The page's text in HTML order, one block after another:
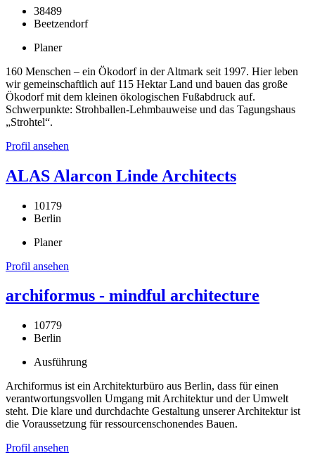
38489
Beetzendorf
Planer
160 Menschen – ein Ökodorf in der Altmark seit 1997. Hier leben
wir gemeinschaftlich auf 115 Hektar Land und bauen das große
Ökodorf mit dem kleinen ökologischen Fußabdruck auf.
Schwerpunkte: Strohballen-Lehmbauweise und das Tagungshaus
„Strohtel“.
Profil ansehen
ALAS Alarcon Linde Architects
10179
Berlin
Planer
Profil ansehen
archiformus - mindful architecture
10779
Berlin
Ausführung
Archiformus ist ein Architekturbüro aus Berlin, dass für einen
verantwortungsvollen Umgang mit Architektur und der Umwelt
steht. Die klare und durchdachte Gestaltung unserer Architektur ist
die Voraussetzung für ressourcenschonendes Bauen.
Profil ansehen